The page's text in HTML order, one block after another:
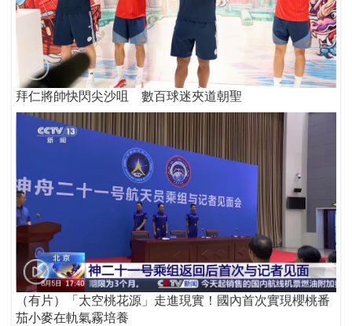
拜仁將帥快閃尖沙咀 數百球迷夾道朝聖
（有片）「太空桃花源」走進現實！國內首次實現櫻桃番
茄小麥在軌氣霧培養